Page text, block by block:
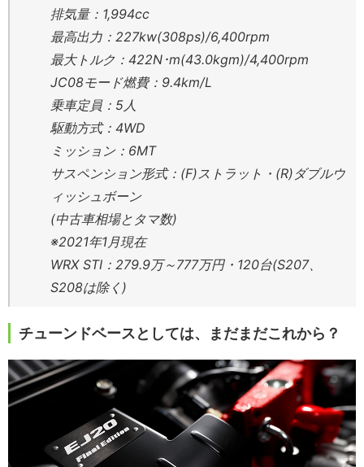
排気量：1,994cc
最高出力：227kw(308ps)/6,400rpm
最大トルク：422N･m(43.0kgm)/4,400rpm
JC08モード燃費：9.4km/L
乗車定員：5人
駆動方式：4WD
ミッション：6MT
サスペンション形式：(F)ストラット・(R)ダブルウ
ィッシュボーン
(中古車相場とタマ数)
※2021年1月現在
WRX STI：279.9万～777万円・120台(S207、
S208は除く)
チューンドベースとしては、まだまだこれから？